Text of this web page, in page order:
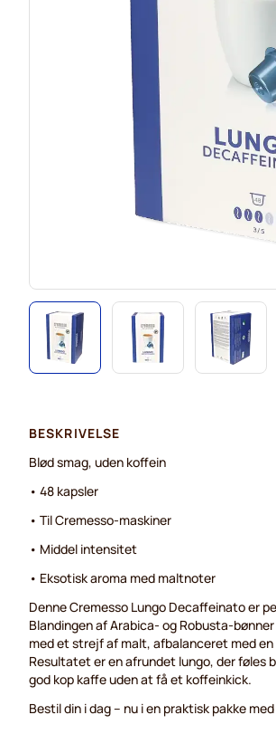
BESKRIVELSE
Blød smag, uden koffein
• 48 kapsler
• Til Cremesso-maskiner
• Middel intensitet
• Eksotisk aroma med maltnoter
Denne Cremesso Lungo Decaffeinato er
Blandingen af Arabica- og Robusta-
med et strejf af malt, afbalanceret med
Resultatet er en afrundet lungo, der føles
god kop kaffe uden at få et koffeinkick.
Bestil din i dag – nu i en praktisk pakke